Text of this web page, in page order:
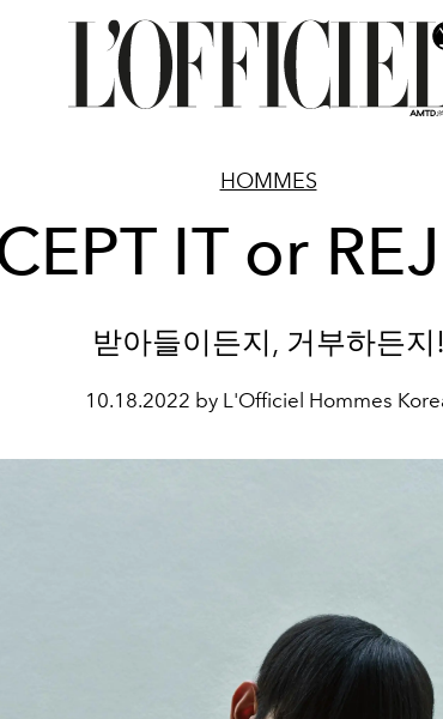
HOMMES
IT or
받아들이든지, 거부하든지!
10.18.2022 by L'Officiel Hommes